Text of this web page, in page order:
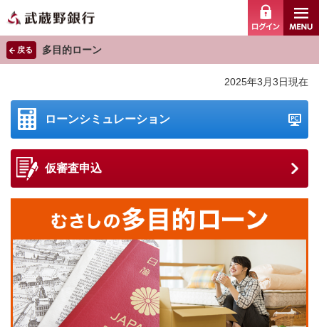
ログイ
戻る 多目的ローン
2025年3月3日現在
ローンシミュレーション
仮審査申込